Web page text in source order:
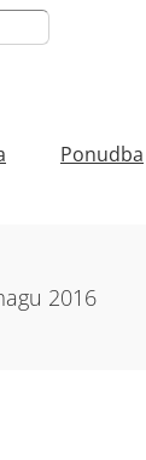
Ponudba
2016